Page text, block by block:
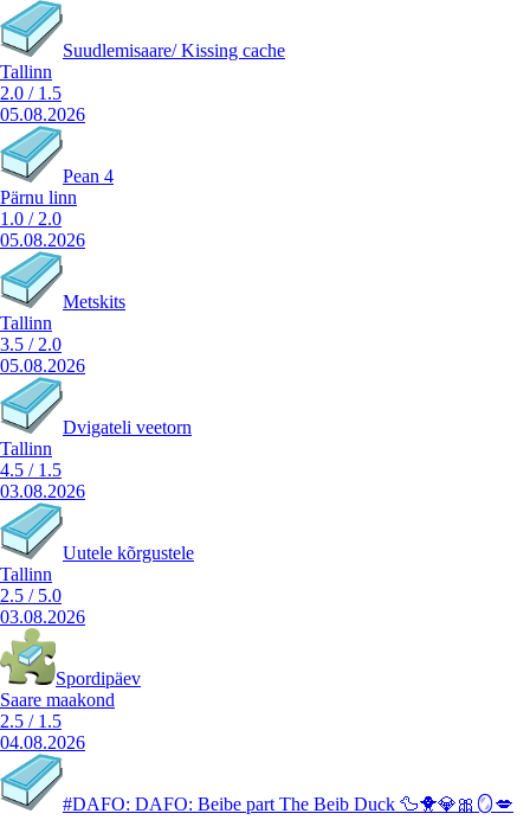
Suudlemisaare/ Kissing cache
Tallinn
2.0 / 1.5
05.08.2026
Pean 4
Pärnu linn
1.0 / 2.0
05.08.2026
Metskits
Tallinn
3.5 / 2.0
05.08.2026
Dvigateli veetorn
Tallinn
4.5 / 1.5
03.08.2026
Uutele kõrgustele
Tallinn
2.5 / 5.0
03.08.2026
Spordipäev
Saare maakond
2.5 / 1.5
04.08.2026
#DAFO: DAFO: Beibe part The Beib Duck 🦆🐥💎🎀🪞💋